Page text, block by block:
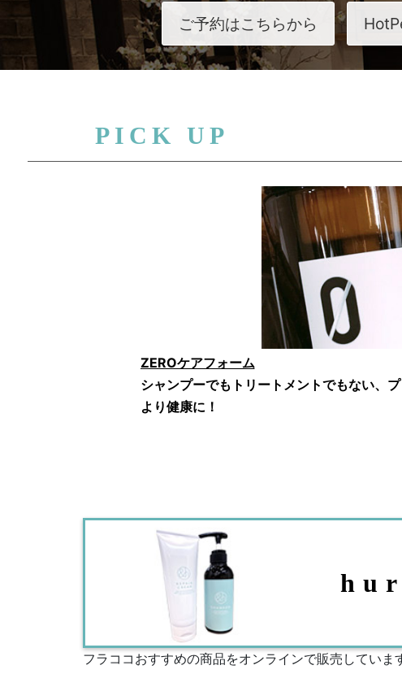
ご予約はこちらから
PICK UP
ZEROケアフォーム
シャンプーでもトリートメントでもない、
より健康に！
フラココおすすめの商品をオンラインで販売していま